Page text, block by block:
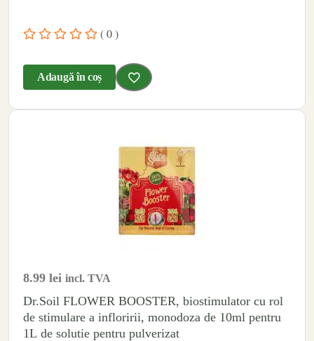
( 0 )
Adaugă în coș
8.99 lei incl. TVA
Dr.Soil FLOWER BOOSTER, biostimulator cu rol
de stimulare a infloririi, monodoza de 10ml pentru
1L de solutie pentru pulverizat